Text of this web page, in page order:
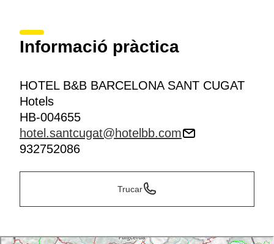
Informació pràctica
HOTEL B&B BARCELONA SANT CUGAT
Hotels
HB-004655
hotel.santcugat@hotelbb.com
932752086
Trucar